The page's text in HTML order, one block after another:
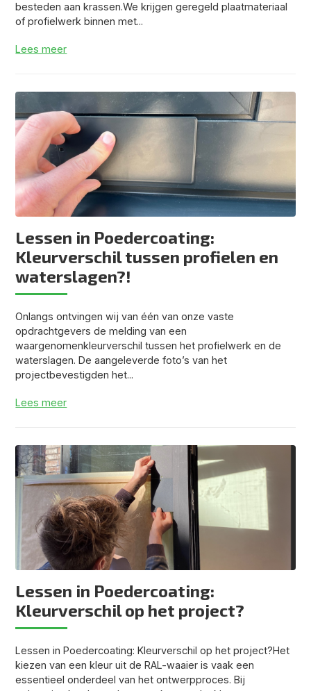
besteden aan krassen.We krijgen geregeld plaatmateriaal
of profielwerk binnen met...
Lees meer
Lessen in Poedercoating:
Kleurverschil tussen profielen en
waterslagen?!
Onlangs ontvingen wij van één van onze vaste
opdrachtgevers de melding van een
waargenomenkleurverschil tussen het profielwerk en de
waterslagen. De aangeleverde foto’s van het
projectbevestigden het...
Lees meer
Lessen in Poedercoating:
Kleurverschil op het project?
Lessen in Poedercoating: Kleurverschil op het project?Het
kiezen van een kleur uit de RAL-waaier is vaak een
essentieel onderdeel van het ontwerpproces. Bij